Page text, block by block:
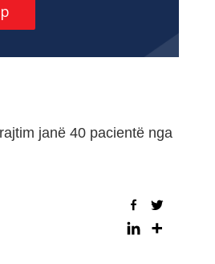
janë 40 pacientë nga